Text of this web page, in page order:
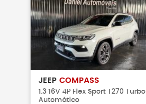
JEEP COMPASS
1.3 16V 4P Flex Sport T270 Turbo
Automático